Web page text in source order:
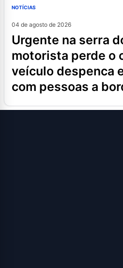
NOTÍCIAS
04 de agosto de 2026
urgente na serra do marçal:
motorista perde o
veículo despenca
com pessoas a